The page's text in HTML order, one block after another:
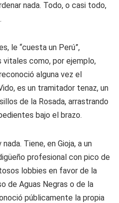
nada. Todo, o casi todo,
le “cuesta un Perú”,
vitales como, por ejemplo,
alguna vez el
es un tramitador tenaz, un
de la Rosada, arrastrando
bajo el brazo.
Tiene, en Gioja, a un
profesional con pico de
lobbies en favor de la
de Aguas Negras o de la
públicamente la propia